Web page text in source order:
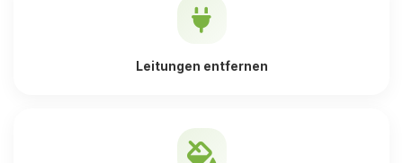
Leitungen entfernen